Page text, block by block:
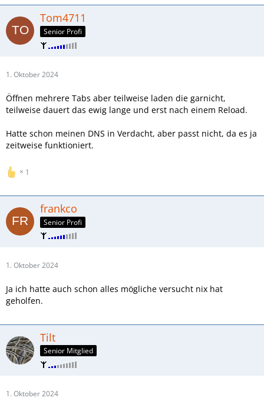
Tom4711
Senior Profi
1. Oktober 2024
Öffnen mehrere Tabs aber teilweise laden die garnicht,
teilweise dauert das ewig lange und erst nach einem Reload.
Hatte schon meinen DNS in Verdacht, aber passt nicht, da es ja
zeitweise funktioniert.
1
frankco
Senior Profi
1. Oktober 2024
Ja ich hatte auch schon alles mögliche versucht nix hat
geholfen.
Tilt
Senior Mitglied
1. Oktober 2024